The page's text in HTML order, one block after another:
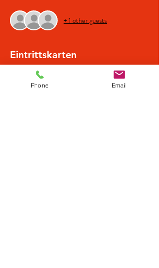
+ 1 other guests
Eintrittskarten
Sale ended
Phone Email